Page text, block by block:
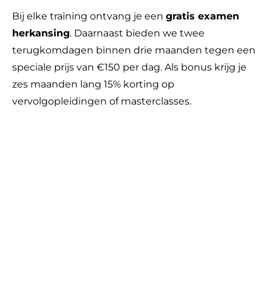
Bij elke training ontvang je een gratis examen
herkansing. Daarnaast bieden we twee
terugkomdagen binnen drie maanden tegen een
speciale prijs van €150 per dag. Als bonus krijg je
zes maanden lang 15% korting op
vervolgopleidingen of masterclasses.